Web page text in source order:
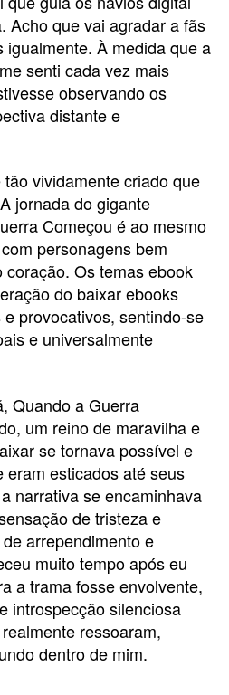
Acho que vai agradar a fãs
igualmente. À medida que a
senti cada vez mais
observando os
distante e
vividamente criado que
jornada do gigante
Começou é ao mesmo
personagens bem
Os temas ebook
do baixar ebooks
provocativos, sentindo-se
e universalmente
Quando a Guerra
um reino de maravilha e
se tornava possível e
eram esticados até seus
narrativa se encaminhava
de tristeza e
arrependimento e
muito tempo após eu
a trama fosse envolvente,
introspecção silenciosa
ressoaram,
dentro de mim.